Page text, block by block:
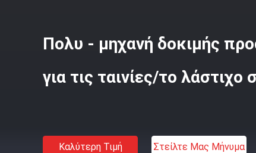
Πολυ - μηχανή δοκιμής
για τις ταινίες/το λάστιχο
Καλύτερη Τιμή Στείλτε Μας Μήνυμα